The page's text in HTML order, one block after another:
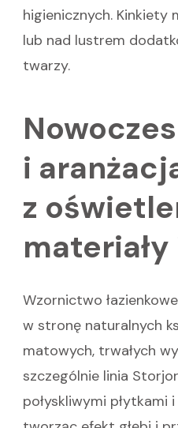
higienicznych. Kinkiety
lub nad lustrem
twarzy.
i
z
Wzornictwo
w stronę naturalnych
matowych, trwałych
szczególnie linia
połyskliwymi płytkami